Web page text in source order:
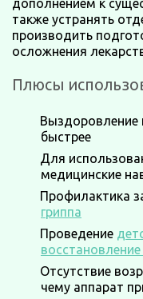
дополнением к
также устранять
производить
осложнения
Плюсы
Выздоровление
быстрее
Для
медицинские
Профилактика
гриппа
Проведение
Отсутствие
чему аппарат